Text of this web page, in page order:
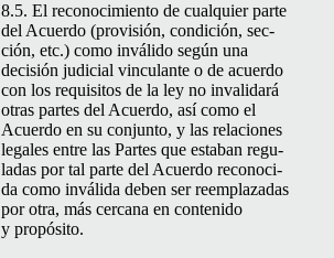
8.5. El reconocimien­to de cualquier parte
del Acuer­do (pro­visión, condi­ción, sec­
ción, etc.) como inváli­do según una
decisión judi­cial vin­cu­lante o de acuer­do
con los req­ui­si­tos de la ley no inval­i­dará
otras partes del Acuer­do, así como el
Acuer­do en su con­jun­to, y las rela­ciones
legales entre las Partes que esta­ban reg­u­
ladas por tal parte del Acuer­do recono­ci­
da como invál­i­da deben ser reem­plazadas
por otra, más cer­cana en con­tenido
y propósito.